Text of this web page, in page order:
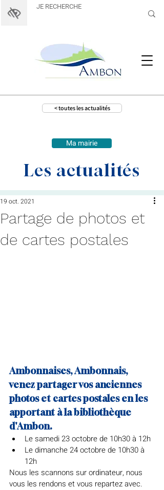
< toutes les actualités
Ma mairie
Les actualités
Partage de photos et
de cartes postales
19 oct. 2021
Ambonnaises, Ambonnais,
venez partager vos anciennes
photos et cartes postales en les
apportant à la bibliothèque
d'Ambon.
Le samedi 23 octobre de 10h30 à 12h
Le dimanche 24 octobre de 10h30 à
12h
Nous les scannons sur ordinateur, nous
vous les rendons et vous repartez avec.